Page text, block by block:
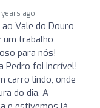
years ago
Vale do Douro
trabalho
para nós!
Pedro foi incrível!
carro lindo, onde
do dia. A